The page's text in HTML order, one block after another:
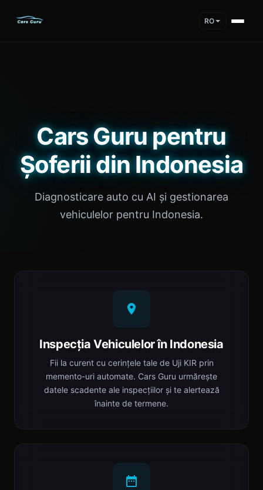
RO
Cars Guru pentru
Șoferii din Indonesia
Diagnosticare auto cu AI și gestionarea
vehiculelor pentru Indonesia.
Inspecția Vehiculelor în Indonesia
Fii la curent cu cerințele tale de Uji KIR prin
memento-uri automate. Cars Guru urmărește
datele scadente ale inspecțiilor și te alertează
înainte de termene.